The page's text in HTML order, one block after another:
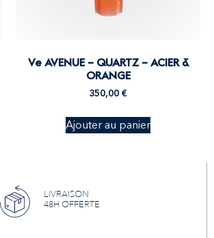
Ve AVENUE – QUARTZ – ACIER &
ORANGE
350,00 €
Ajouter au panier
LIVRAISON
48H OFFERTE